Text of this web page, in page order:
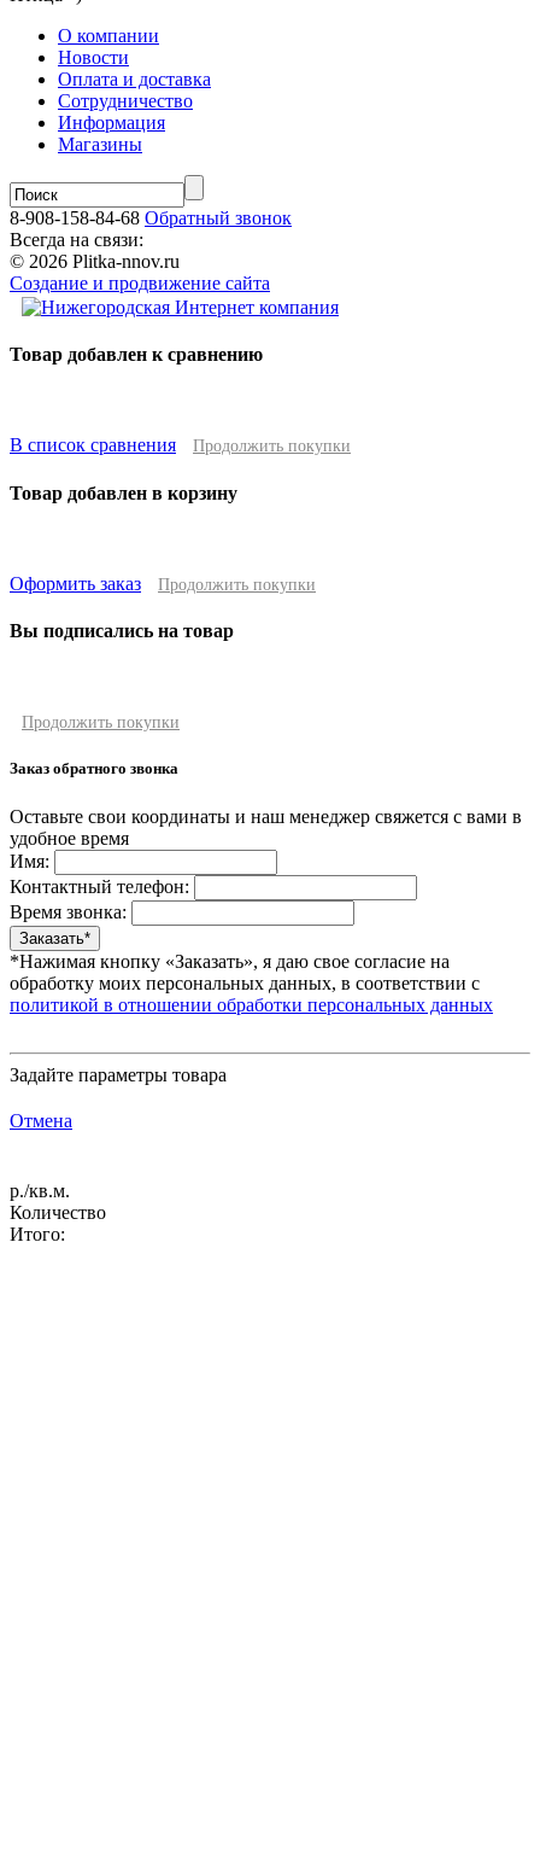
О компании
Новости
Оплата и доставка
Сотрудничество
Информация
Магазины
8-908-158-84-68 Обратный звонок
Всегда на связи:
© 2026 Plitka-nnov.ru
Создание и продвижение сайта
Товар добавлен к сравнению
В список сравнения Продолжить покупки
Товар добавлен в корзину
Оформить заказ Продолжить покупки
Вы подписались на товар
Продолжить покупки
Заказ обратного звонка
Оставьте свои координаты и наш менеджер свяжется с вами в
удобное время
Имя:
Контактный телефон:
Время звонка:
*Нажимая кнопку «Заказать», я даю свое согласие на
обработку моих персональных данных, в соответствии с
политикой в отношении обработки персональных данных
Задайте параметры товара
Отмена
р./кв.м.
Количество
Итого: